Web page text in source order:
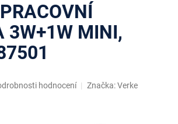
3W+1W MINI,
hodnocení Značka:Verke